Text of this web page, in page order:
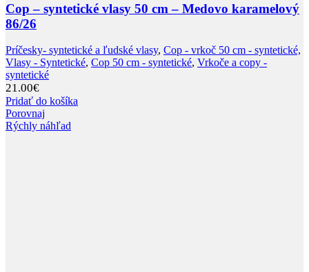
Cop – syntetické vlasy 50 cm – Medovo karamelový
86/26
Príčesky- syntetické a ľudské vlasy, Cop - vrkoč 50 cm - syntetické,
Vlasy - Syntetické, Cop 50 cm - syntetické, Vrkoče a copy -
syntetické
21.00€
Pridať do košíka
Porovnaj
Rýchly náhľad